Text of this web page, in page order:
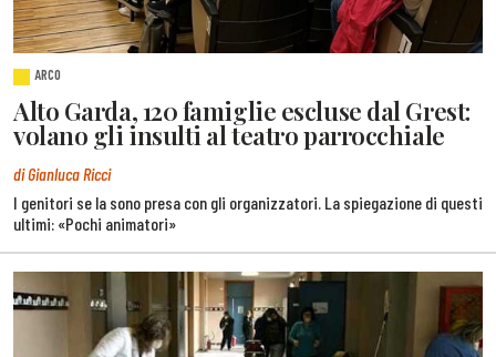
ARCO
Alto Garda, 120 famiglie escluse dal Grest:
volano gli insulti al teatro parrocchiale
di Gianluca Ricci
I genitori se la sono presa con gli organizzatori. La spiegazione di questi
ultimi: «Pochi animatori»